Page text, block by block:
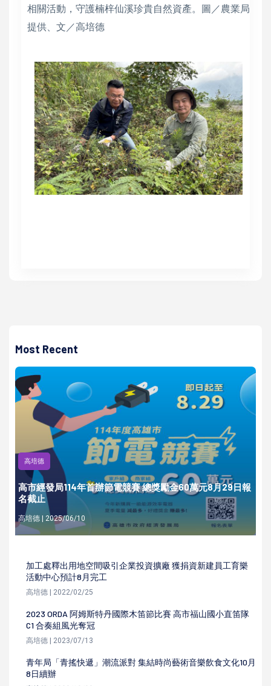
相關活動，守護楠梓仙溪珍貴自然資產。圖／農業局
提供、文／高培德
Most Recent
高培德
高市經發局114年首辦節電競賽 總獎勵金60萬元8月29日報
名截止
高培德 | 2025/06/10
加工處釋出用地空間吸引企業投資擴廠 獲捐資新建員工育樂
活動中心預計8月完工
高培德 | 2022/02/25
2023 ORDA 阿姆斯特丹國際木笛節比賽 高市福山國小直笛隊
C1 合奏組風光奪冠
高培德 | 2023/07/13
青年局「青搖快遞」潮流派對 集結時尚藝術音樂飲食文化10月
8日續辦